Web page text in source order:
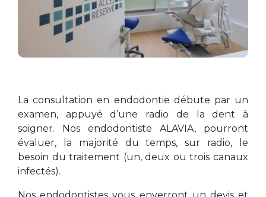
La consultation en endodontie débute par un
examen, appuyé d’une radio de la dent à
soigner. Nos endodontiste ALAVIA, pourront
évaluer, la majorité du temps, sur radio, le
besoin du traitement (un, deux ou trois canaux
infectés).